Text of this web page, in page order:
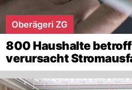
Oberägeri ZG
800 Haushalte
verursacht